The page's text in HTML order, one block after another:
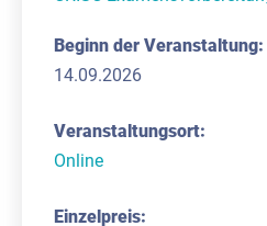
14.09.2026
Online